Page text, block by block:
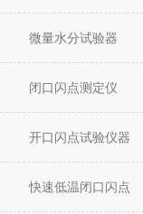
微量水分试验器
闭口闪点测定仪
开口闪点试验仪器
快速低温闭口闪点